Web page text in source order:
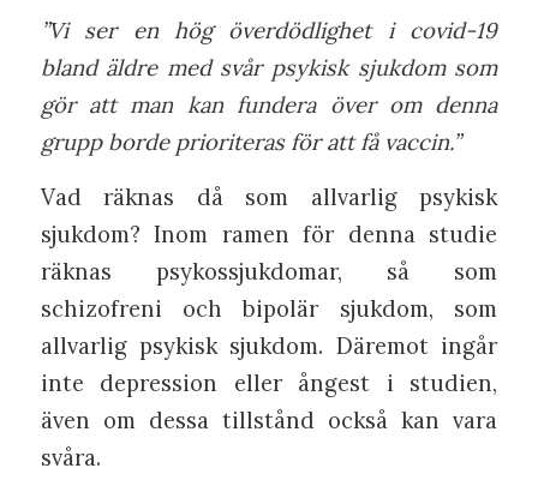
”Vi ser en hög överdödlighet i covid-19
bland äldre med svår psykisk sjukdom som
gör att man kan fundera över om denna
grupp borde prioriteras för att få vaccin.”
Vad räknas då som allvarlig psykisk
sjukdom? Inom ramen för denna studie
räknas psykossjukdomar, så som
schizofreni och bipolär sjukdom, som
allvarlig psykisk sjukdom. Däremot ingår
inte depression eller ångest i studien,
även om dessa tillstånd också kan vara
svåra.